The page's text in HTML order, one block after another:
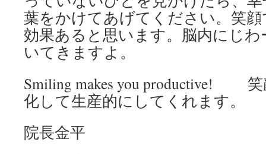
葉をかけてあげてください。笑
効果あると思います。脳内にじ
いてきますよ。
Smiling makes you productive!
化して生産的にしてくれます。
院長金平